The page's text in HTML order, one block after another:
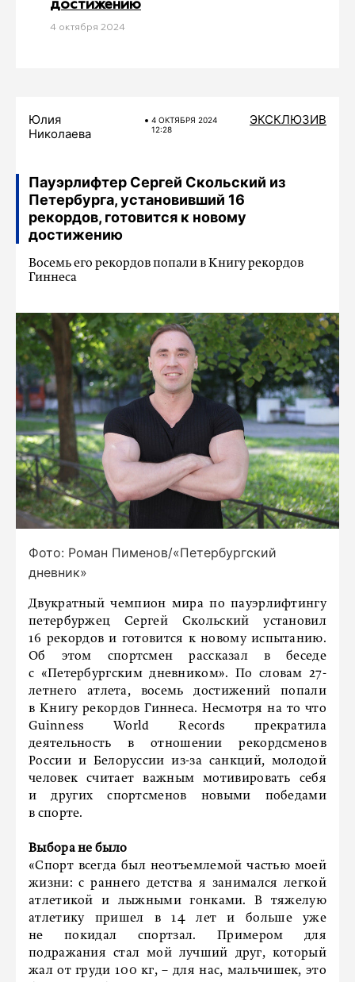
достижению
4 октября 2024
Юлия
Николаева
4 ОКТЯБРЯ 2024
12:28
ЭКСКЛЮЗИВ
Пауэрлифтер Сергей Скольский из
Петербурга, установивший 16
рекордов, готовится к новому
достижению
Восемь его рекордов попали в Книгу рекордов
Гиннеса
Фото: Роман Пименов/«Петербургский
дневник»
Двукратный чемпион мира по пауэрлифтингу
петербуржец Сергей Скольский установил
16 рекордов и готовится к новому испытанию.
Об этом спортсмен рассказал в беседе
с «Петербургским дневником». По словам 27-
летнего атлета, восемь достижений попали
в Книгу рекордов Гиннеса. Несмотря на то что
Guinness World Records прекратила
деятельность в отношении рекордсменов
России и Белоруссии из-за санкций, молодой
человек считает важным мотивировать себя
и других спортсменов новыми победами
в спорте.
Выбора не было
«Спорт всегда был неотъемлемой частью моей
жизни: с раннего детства я занимался легкой
атлетикой и лыжными гонками. В тяжелую
атлетику пришел в 14 лет и больше уже
не покидал спортзал. Примером для
подражания стал мой лучший друг, который
жал от груди 100 кг, – для нас, мальчишек, это